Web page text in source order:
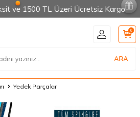
ve 1500 TL Üzeri Ücretsiz Kargo
ARA
0
Yedek Parçalar